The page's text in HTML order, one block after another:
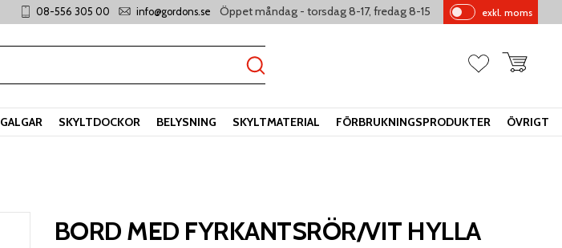
08-556 305 00 info@gordons.se Öppet måndag - torsdag 8-17, fredag 8-15
Pr
s
exkl. moms
FavoriterKundvagn
GALGAR SKYLTDOCKOR BELYSNING SKYLTMATERIAL FÖRBRUKNINGSPRODUKTER ÖVRIGT
BORD MED FYRKANTSRÖR/VIT HYLLA